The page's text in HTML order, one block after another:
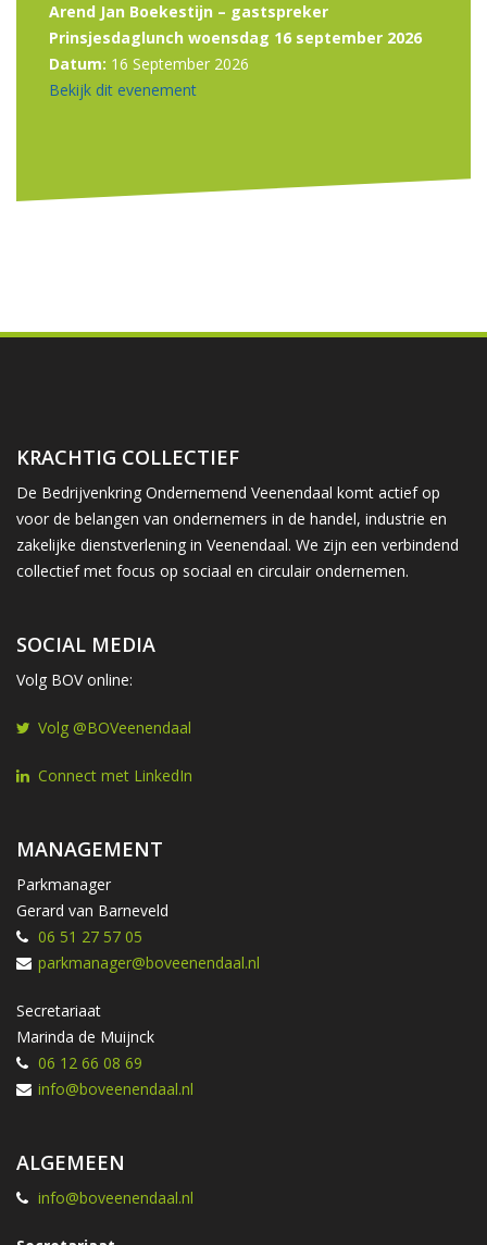
Arend Jan Boekestijn – gastspreker
Prinsjesdaglunch woensdag 16 september 2026
Datum: 16 September 2026
Bekijk dit evenement
KRACHTIG COLLECTIEF
De Bedrijvenkring Ondernemend Veenendaal komt actief op
voor de belangen van ondernemers in de handel, industrie en
zakelijke dienstverlening in Veenendaal. We zijn een verbindend
collectief met focus op sociaal en circulair ondernemen.
SOCIAL MEDIA
Volg BOV online:
Volg @BOVeenendaal
Connect met LinkedIn
MANAGEMENT
Parkmanager
Gerard van Barneveld
06 51 27 57 05
parkmanager@boveenendaal.nl
Secretariaat
Marinda de Muijnck
06 12 66 08 69
info@boveenendaal.nl
ALGEMEEN
info@boveenendaal.nl